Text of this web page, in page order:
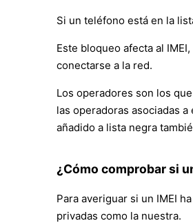
Si un teléfono está en la
Este bloqueo afecta al
conectarse a la red.
Los operadores son los
las operadoras asociadas
añadido a lista negra
¿Cómo comprobar si
Para averiguar si un IMEI
privadas como la nuestra.